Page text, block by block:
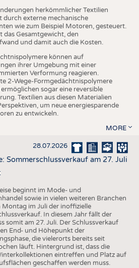
herkömmlicher Textilien
durch externe mechanische
wie zum Beispiel Motoren, gesteuert.
das Gesamtgewicht, den
und damit auch die Kosten.
können auf
ihrer Umgebung mit einer
Verformung reagieren.
2-Wege-Formgedächtnispolymere
sogar eine reversible
Textilien aus diesen Materialien
um neue energiesparende
zu entwickeln.
MORE
28.07.2026
Sommerschlussverkauf am 27. Juli
beginnt im Mode- und
sowie in vielen weiteren Branchen
Montag im Juli der inoffizielle
In diesem Jahr fällt der
somit am 27. Juli. Der Schlussverkauf
End- und Höhepunkt der
die vielerorts bereits seit
läuft. Hintergrund ist, dass die
eintreffen und Platz auf
geschaffen werden muss.